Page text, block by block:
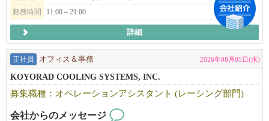
勤務時間
11:00～21:00
詳細
正社員 オフィス＆事務 2026年08月05日(水)
KOYORAD COOLING SYSTEMS, INC.
募集職種：オペレーションアシスタント (レーシング部門)
会社からのメッセージ